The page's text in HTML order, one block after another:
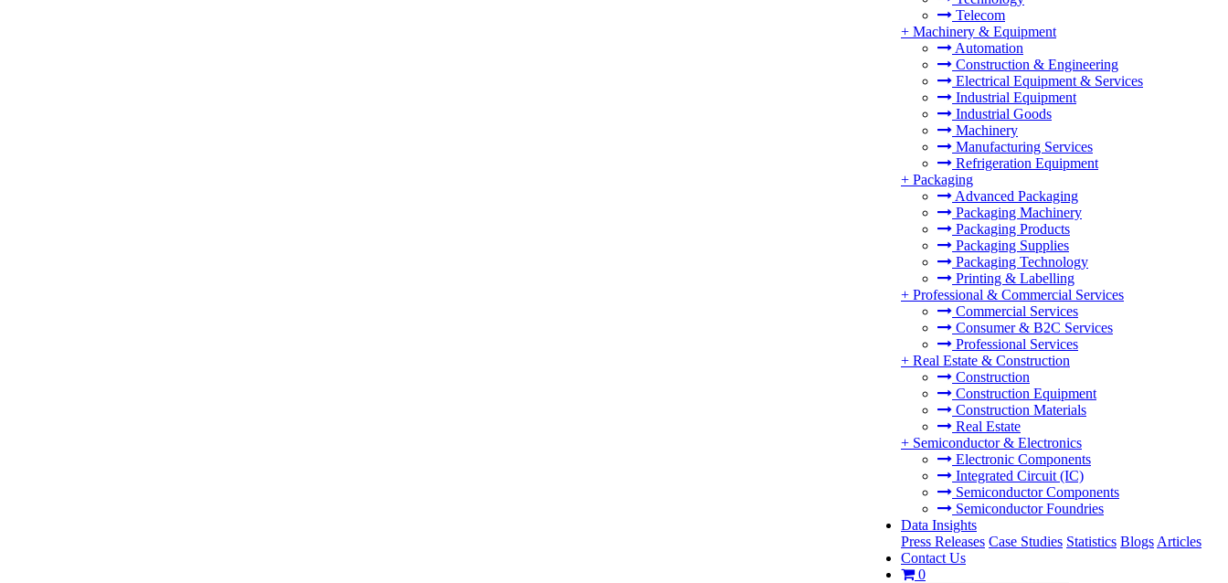
Telecom
+ Machinery & Equipment
Automation
Construction & Engineering
Electrical Equipment & Services
Industrial Equipment
Industrial Goods
Machinery
Manufacturing Services
Refrigeration Equipment
+ Packaging
Advanced Packaging
Packaging Machinery
Packaging Products
Packaging Supplies
Packaging Technology
Printing & Labelling
+ Professional & Commercial Services
Commercial Services
Consumer & B2C Services
Professional Services
+ Real Estate & Construction
Construction
Construction Equipment
Construction Materials
Real Estate
+ Semiconductor & Electronics
Electronic Components
Integrated Circuit (IC)
Semiconductor Components
Semiconductor Foundries
Data Insights
Press Releases Case Studies Statistics Blogs Articles
Contact Us
0